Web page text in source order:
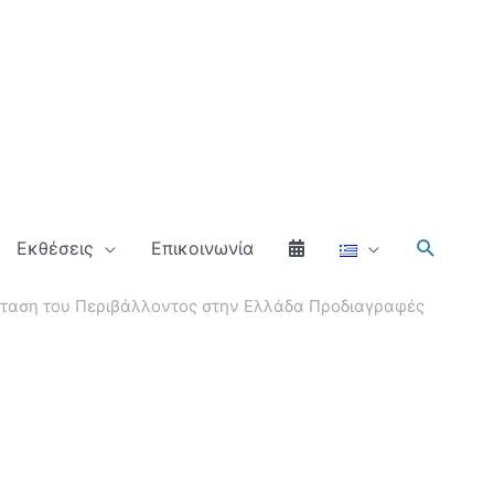
Εκθέσεις Επικοινωνία
του Περιβάλλοντος στην Ελλάδα Προδιαγραφές